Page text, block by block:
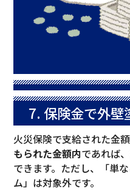
7. 保険金で外壁
火災保険で支給された金額
もられた金額内であれば
できます。ただし、「単
ム」は対象外です。